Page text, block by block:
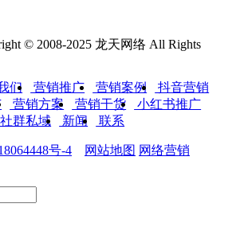
们 营销推广 营销案例
抖音营销
营销方案 营销干货
小红书推广
社群私域 新闻 联系
© 2008-2025 龙天网络 All Rights
号-4 网站地图 网络营销